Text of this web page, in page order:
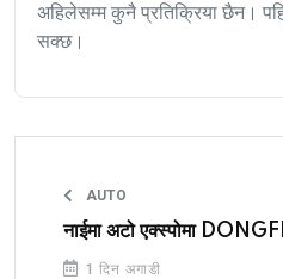
अहिलेसम्म कुनै प्रतिक्रिया छैन।
सक्छ।
AUTO
नाईमा अटो एक्स्पोमा
1 दिन अगाडी